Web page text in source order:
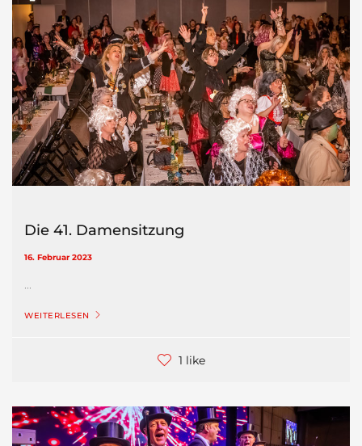
Die 41. Damensitzung
16. Februar 2023
...
WEITERLESEN
1 like